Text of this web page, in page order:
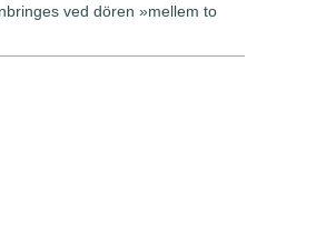
ved dören »mellem to